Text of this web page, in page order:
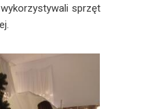
sprzęt